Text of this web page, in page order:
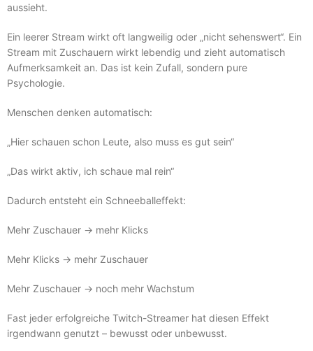
aussieht.
Ein leerer Stream wirkt oft langweilig oder „nicht sehenswert“. Ein
Stream mit Zuschauern wirkt lebendig und zieht automatisch
Aufmerksamkeit an. Das ist kein Zufall, sondern pure
Psychologie.
Menschen denken automatisch:
„Hier schauen schon Leute, also muss es gut sein“
„Das wirkt aktiv, ich schaue mal rein“
Dadurch entsteht ein Schneeballeffekt:
Mehr Zuschauer → mehr Klicks
Mehr Klicks → mehr Zuschauer
Mehr Zuschauer → noch mehr Wachstum
Fast jeder erfolgreiche Twitch-Streamer hat diesen Effekt
irgendwann genutzt – bewusst oder unbewusst.